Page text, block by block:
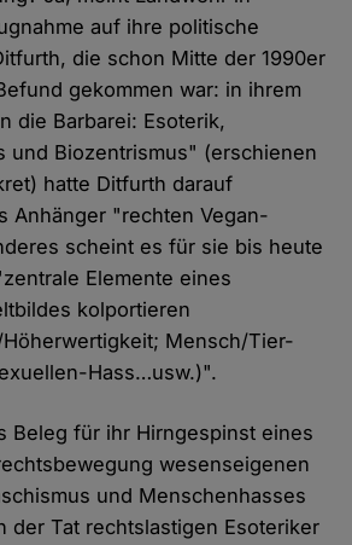
auf ihre politische
die schon Mitte der 1990er
gekommen war: in ihrem
die Barbarei: Esoterik,
und Biozentrismus" (erschienen
hatte Ditfurth darauf
Anhänger "rechten Vegan-
scheint es für sie bis heute
Elemente eines
kolportieren
Mensch/Tier-
Hass…usw.)".
Beleg für ihr Hirngespinst eines
wesenseigenen
und Menschenhasses
der Tat rechtslastigen Esoteriker